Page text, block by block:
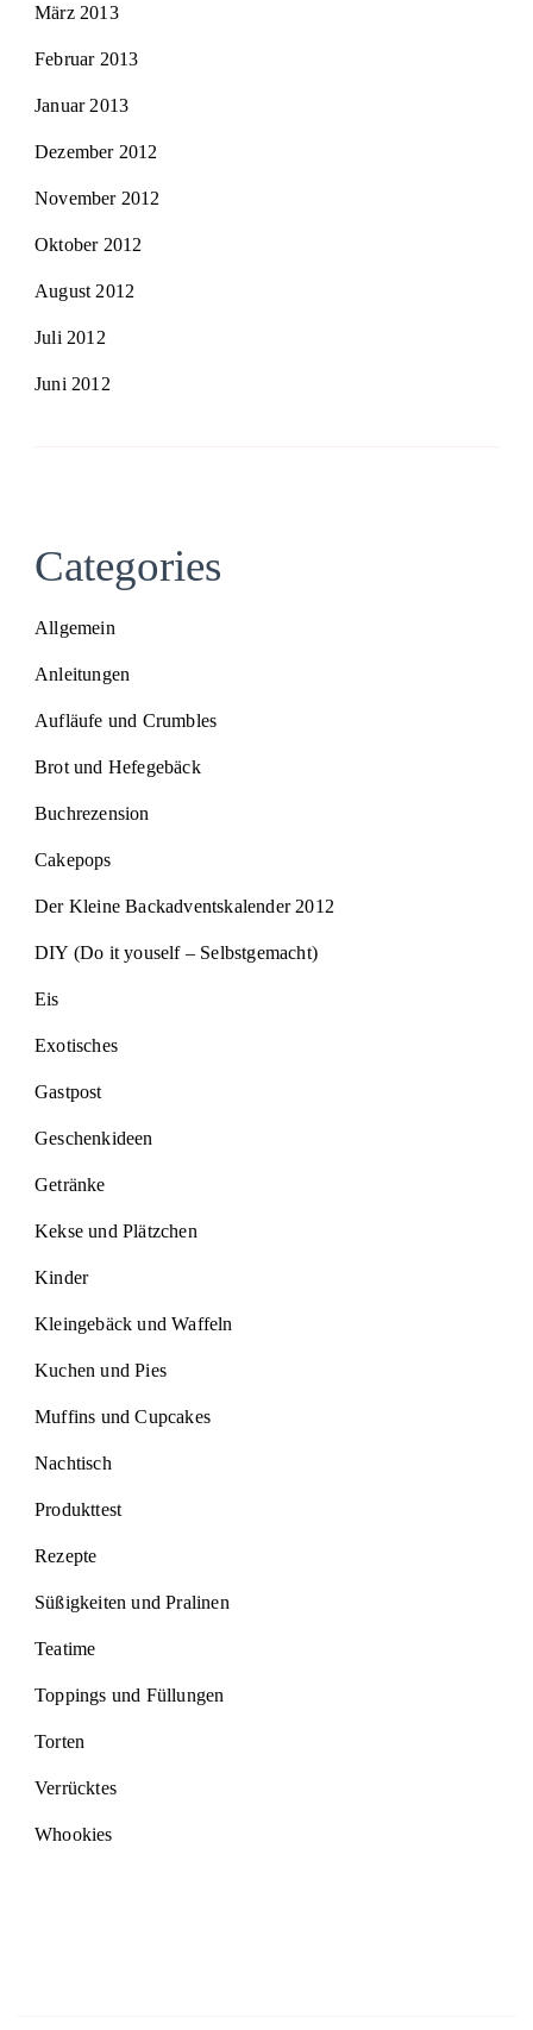
März 2013
Februar 2013
Januar 2013
Dezember 2012
November 2012
Oktober 2012
August 2012
Juli 2012
Juni 2012
Categories
Allgemein
Anleitungen
Aufläufe und Crumbles
Brot und Hefegebäck
Buchrezension
Cakepops
Der Kleine Backadventskalender 2012
DIY (Do it youself – Selbstgemacht)
Eis
Exotisches
Gastpost
Geschenkideen
Getränke
Kekse und Plätzchen
Kinder
Kleingebäck und Waffeln
Kuchen und Pies
Muffins und Cupcakes
Nachtisch
Produkttest
Rezepte
Süßigkeiten und Pralinen
Teatime
Toppings und Füllungen
Torten
Verrücktes
Whookies